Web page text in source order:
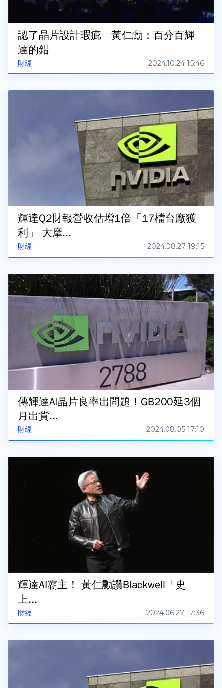
財經
認了晶片設計瑕疵 黃仁勳：百分百輝
達的錯
2024.10.24 15:46
財經
輝達Q2財報營收估增1倍「17檔台廠獲
利」 大摩...
2024.08.27 19:15
財經
傳輝達AI晶片良率出問題！GB200延3個
月出貨...
2024.08.05 17:10
財經
輝達AI霸主！ 黃仁勳讚Blackwell「史
上...
2024.06.27 17:36